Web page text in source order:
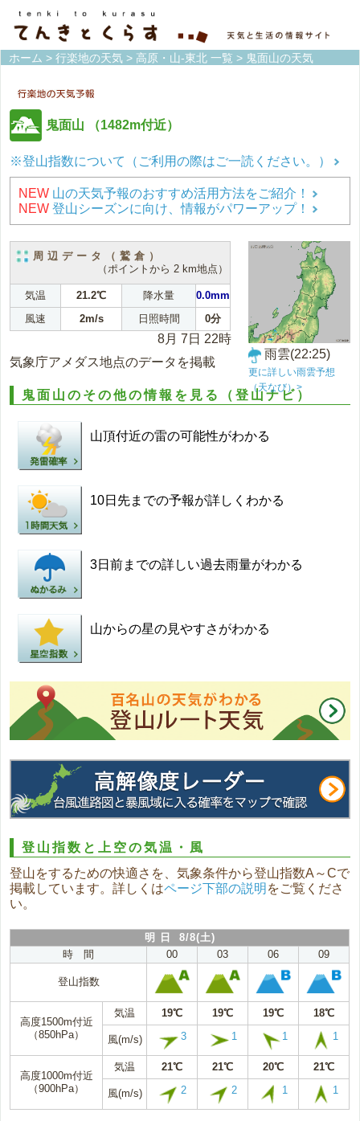
ホーム > 行楽地の天気 > 高原・山-東北 一覧 > 鬼面山の天気
鬼面山 （1482m付近）
※登山指数について（ご利用の際はご一読ください。）
NEW 山の天気予報のおすすめ活用方法をご紹介！
NEW 登山シーズンに向け、情報がパワーアップ！
周辺データ（鷲倉）
（ポイントから 2 km地点）
気温 21.2℃ 降水量
0.0mm
風速
2m/s 日照時間 0分
8月 7日 22時
気象庁アメダス地点のデータを掲載
雨雲(22:25)
更に詳しい雨雲予想
（天なび）>
鬼面山のその他の情報を見る（登山ナビ）
山頂付近の雷の可能性がわかる
10日先までの予報が詳しくわかる
3日前までの詳しい過去雨量がわかる
山からの星の見やすさがわかる
登山指数と上空の気温・風
登山をするための快適さを、気象条件から登山指数A～Cで
掲載しています。詳しくはページ下部の説明 をご覧くださ
い。
明 日 8/8(土)
時 間
00 03 06 09
登山指数
高度1500m付近
（850hPa）
気温 19℃ 19℃ 19℃ 18℃
風(m/s) 3 1 1 1
高度1000m付近
（900hPa）
気温 21℃ 21℃ 20℃ 21℃
風(m/s) 2 2 1 1